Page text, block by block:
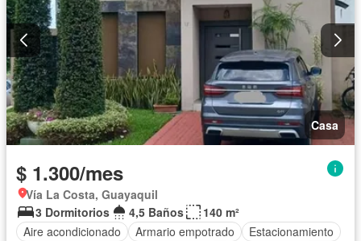
Casa
$ 1.300/mes
Vía La Costa, Guayaquil
3 Dormitorios
4,5 Baños
140 m²
Aire acondicionado
Armario empotrado
Estacionamiento